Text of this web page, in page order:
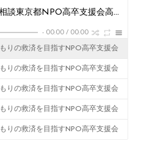
高校生不登校克服相談東京都NPO高卒支援会高校生不登校克服相談高校不登校相談対応高校生グループ3
- 00:00 / 00:00
りの救済を目指すNPO高卒支援会
りの救済を目指すNPO高卒支援会
りの救済を目指すNPO高卒支援会
りの救済を目指すNPO高卒支援会
りの救済を目指すNPO高卒支援会